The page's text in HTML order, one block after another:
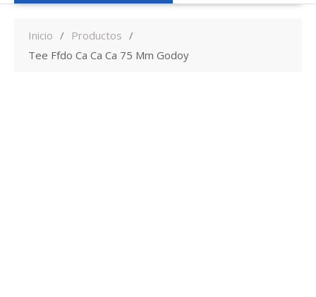
Inicio
Productos
Tee Ffdo Ca Ca Ca 75 Mm Godoy